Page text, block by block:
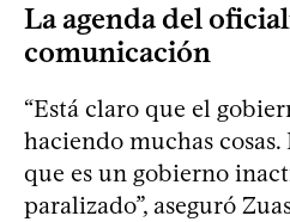
La agenda del
comunicación
“Está claro que el
haciendo muchas
que es un gobierno
paralizado”, aseguró